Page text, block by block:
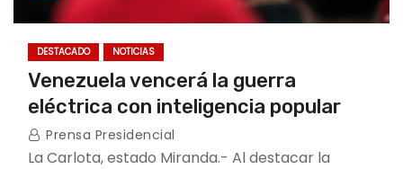
DESTACADO NOTICIAS
Venezuela vencerá la guerra
eléctrica con inteligencia popular
Prensa Presidencial
La Carlota, estado Miranda.- Al destacar la